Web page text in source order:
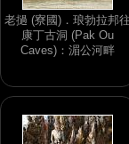
老撾 (寮國)．琅勃拉邦往
康丁古洞 (Pak Ou
Caves)：湄公河畔